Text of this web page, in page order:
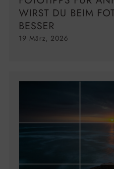
WIRST DU BEIM
BESSER
19 März, 2026